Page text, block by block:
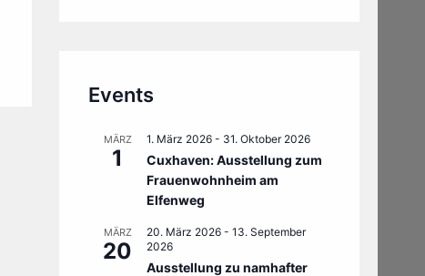
Events
MÄRZ
1
1. März 2026 - 31. Oktober 2026
Cuxhaven: Ausstellung zum
Frauenwohnheim am
Elfenweg
MÄRZ
20
20. März 2026 - 13. September
2026
Ausstellung zu namhafter